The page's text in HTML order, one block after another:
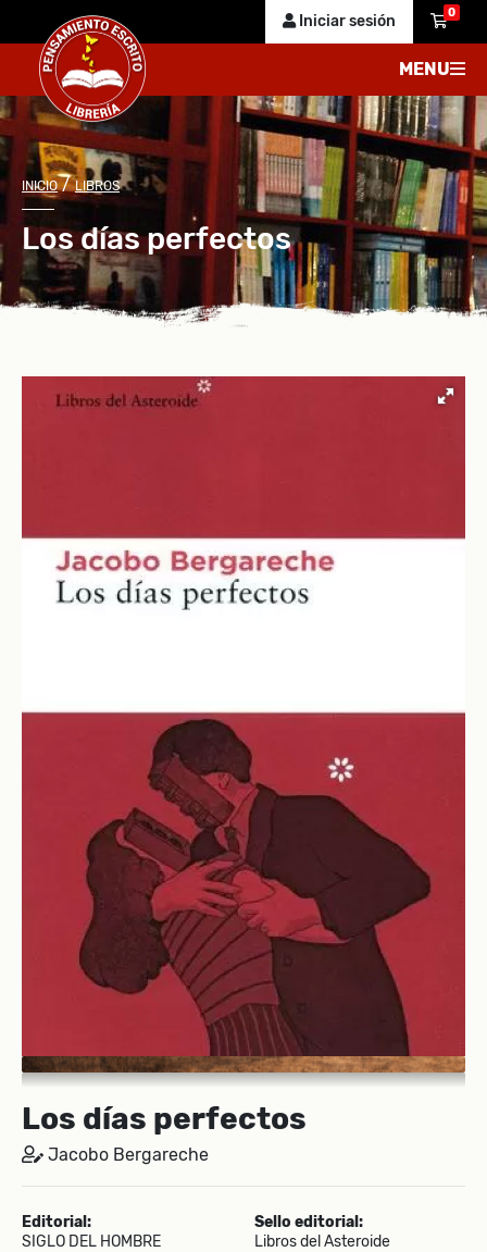
Iniciar sesión 0
MENU
INICIO/LIBROS
Los días perfectos
Los días perfectos
Jacobo Bergareche
Editorial:
SIGLO DEL HOMBRE
Sello editorial:
Libros del Asteroide